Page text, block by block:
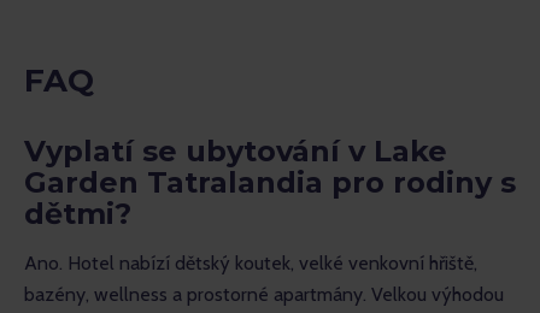
FAQ
Vyplatí se ubytování v Lake
Garden Tatralandia pro rodiny s
dětmi?
Ano. Hotel nabízí dětský koutek, velké venkovní hřiště,
bazény, wellness a prostorné apartmány. Velkou výhodou